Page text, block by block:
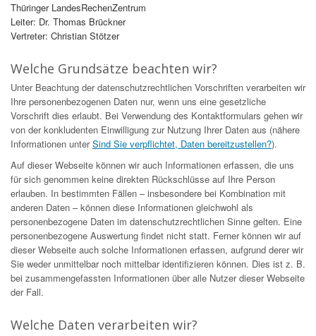
Thüringer LandesRechenZentrum
Leiter: Dr. Thomas Brückner
Vertreter: Christian Stötzer
Welche Grundsätze beachten wir?
Unter Beachtung der datenschutzrechtlichen Vorschriften verarbeiten wir
Ihre personenbezogenen Daten nur, wenn uns eine gesetzliche
Vorschrift dies erlaubt. Bei Verwendung des Kontaktformulars gehen wir
von der konkludenten Einwilligung zur Nutzung Ihrer Daten aus (nähere
Informationen unterSind Sie verpflichtet, Daten bereitzustellen?).
Auf dieser Webseite können wir auch Informationen erfassen, die uns
für sich genommen keine direkten Rückschlüsse auf Ihre Person
erlauben. In bestimmten Fällen – insbesondere bei Kombination mit
anderen Daten – können diese Informationen gleichwohl als
personenbezogene Daten im datenschutzrechtlichen Sinne gelten. Eine
personenbezogene Auswertung findet nicht statt. Ferner können wir auf
dieser Webseite auch solche Informationen erfassen, aufgrund derer wir
Sie weder unmittelbar noch mittelbar identifizieren können. Dies ist z. B.
bei zusammengefassten Informationen über alle Nutzer dieser Webseite
der Fall.
Welche Daten verarbeiten wir?